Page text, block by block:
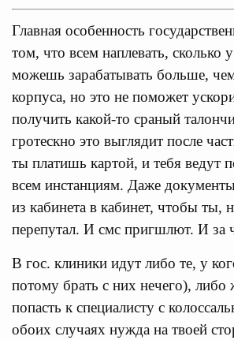
Главная особенность
том, что всем наплевать, сколько
можешь зарабатывать больше,
корпуса, но это не поможет
получить какой-то сраный
гротескно это выглядит после
ты платишь картой, и тебя ведут
всем инстанциям. Даже
из кабинета в кабинет, чтобы ты,
перепутал. И смс пригшлют. И за
В гос. клиники идут либо те, у
потому брать с них нечего),
попасть к специалисту с
обоих случаях нужда на твоей